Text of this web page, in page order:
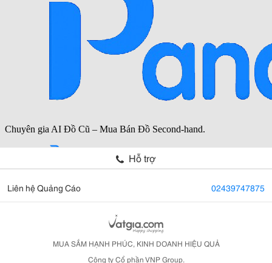
Hỗ trợ
Liên hệ Quảng Cáo 02439747875
MUA SẮM HẠNH PHÚC, KINH DOANH HIỆU QUẢ
Công ty Cổ phần VNP Group.